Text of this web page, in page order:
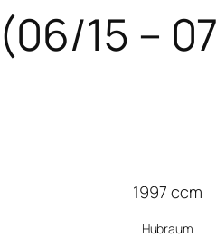
15 –
1997 ccm
Hubraum